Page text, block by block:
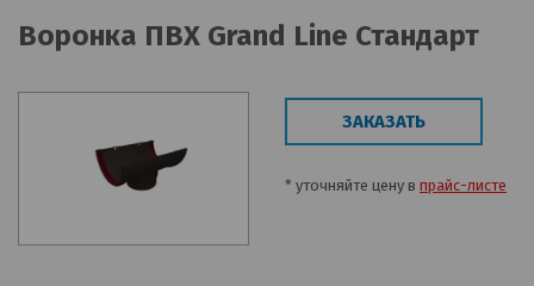
Воронка ПВХ Grand Line Стандарт
ЗАКАЗАТЬ
* уточняйте цену в прайс-листе